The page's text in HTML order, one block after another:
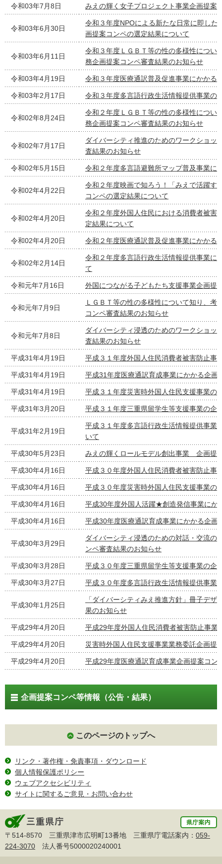
令和03年7月8日 みえの輝く女子プロジェクト事業企画提案
令和03年6月30日
令和３年度NPOによる新たな日常に即し
画提案コンペの選定結果について
令和03年6月11日
令和３年度ＬＧＢＴ等の性の多様性につい
務企画提案コンペ審査結果のお知らせ
令和03年4月19日 令和３年度医療通訳普及促進事業にかかる
令和03年2月17日 令和３年度多言語行政生活情報提供事業の
令和02年8月24日
令和２年度ＬＧＢＴ等の性の多様性につい
務企画提案コンペ審査結果のお知らせ
令和02年7月17日
ダイバーシティ推進のためのワークショッ
査結果のお知らせ
令和02年5月15日 令和２年度多言語避難所マップ普及事業に
令和02年4月22日
令和２年度映画で知ろう！「みえで活躍す
コンペの選定結果について
令和02年4月20日
令和２年度外国人住民における消費者被害
定結果について
令和02年4月20日 令和２年度医療通訳普及促進事業にかかる
令和02年2月14日
令和２年度多言語行政生活情報提供事業に
て
令和元年7月16日 外国につながる子どもたち支援事業企画提
令和元年7月9日
ＬＧＢＴ等の性の多様性について知り、考
コンペ審査結果のお知らせ
令和元年7月8日
ダイバーシティ浸透のためのワークショッ
査結果のお知らせ
平成31年4月19日 平成３１年度外国人住民消費者被害防止事
平成31年4月19日 平成31年度医療通訳育成事業にかかる企画
平成31年4月19日 平成３１年度災害時外国人住民支援事業の
平成31年3月20日 平成３１年度三重県留学生等支援事業の企
平成31年2月19日
平成３１年度多言語行政生活情報提供事業
いて
平成30年5月23日 みえの輝くロールモデル創出事業 企画提
平成30年4月16日 平成３０年度外国人住民消費者被害防止事
平成30年4月16日 平成３０年度災害時外国人住民支援事業の
平成30年4月16日 平成30年度外国人活躍★創造発信事業にか
平成30年4月16日 平成30年度医療通訳育成事業にかかる企画
平成30年3月29日
ダイバーシティ浸透のための対話・交流の
ンペ審査結果のお知らせ
平成30年3月28日 平成３０年度三重県留学生等支援事業の企
平成30年3月27日 平成３０年度多言語行政生活情報提供事業
平成30年1月25日
「ダイバーシティみえ推進方針」冊子デ
果のお知らせ
平成29年4月20日 平成29年度外国人住民消費者被害防止事業
平成29年4月20日 災害時外国人住民支援事業業務委託企画提
平成29年4月20日 平成29年度医療通訳育成事業企画提案コン
企画提案コンペ等情報（公告・結果）
このページのトップへ
リンク・著作権・免責事項・ダウンロード
個人情報保護ポリシー
ウェブアクセシビリティ
サイトに関するご意見・お問い合わせ
〒514-8570 三重県津市広明町13番地 三重県庁電話案内： 059-
224-3070 法人番号5000020240001